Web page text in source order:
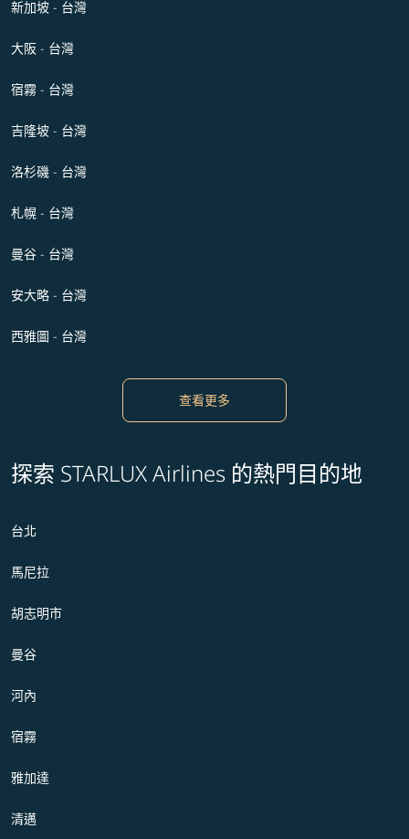
新加坡 - 台灣
大阪 - 台灣
宿霧 - 台灣
吉隆坡 - 台灣
洛杉磯 - 台灣
札幌 - 台灣
曼谷 - 台灣
安大略 - 台灣
西雅圖 - 台灣
查看更多
探索 STARLUX Airlines 的熱門目的地
台北
馬尼拉
胡志明市
曼谷
河內
宿霧
雅加達
清邁